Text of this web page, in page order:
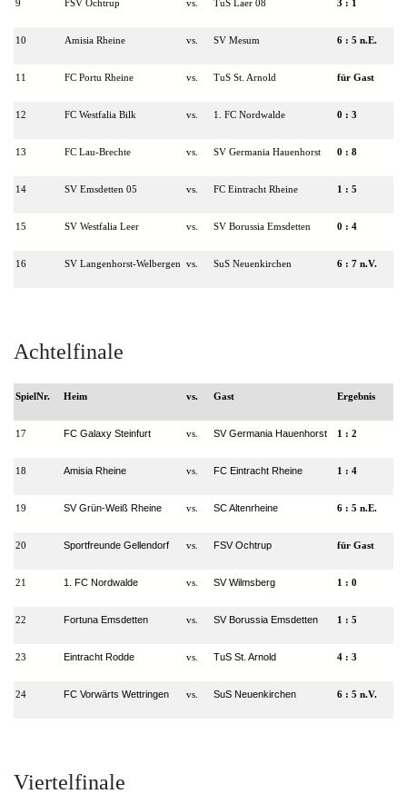
9 FSV Ochtrup vs. TuS Laer 08 3 : 1
10 Amisia Rheine vs. SV Mesum 6 : 5 n.E.
11 FC Portu Rheine vs. TuS St. Arnold für Gast
12 FC Westfalia Bilk vs. 1. FC Nordwalde 0 : 3
13 FC Lau-Brechte vs. SV Germania Hauenhorst 0 : 8
14 SV Emsdetten 05 vs. FC Eintracht Rheine 1 : 5
15 SV Westfalia Leer vs. SV Borussia Emsdetten 0 : 4
16 SV Langenhorst-Welbergen vs. SuS Neuenkirchen 6 : 7 n.V.
Achtelfinale
SpielNr. Heim vs. Gast Ergebnis
17 FC Galaxy Steinfurt vs. SV Germania Hauenhorst 1 : 2
18 Amisia Rheine vs. FC Eintracht Rheine 1 : 4
19 SV Grün-Weiß Rheine vs. SC Altenrheine 6 : 5 n.E.
20 Sportfreunde Gellendorf vs. FSV Ochtrup für Gast
21 1. FC Nordwalde vs. SV Wilmsberg 1 : 0
22 Fortuna Emsdetten vs. SV Borussia Emsdetten 1 : 5
23 Eintracht Rodde vs. TuS St. Arnold 4 : 3
24 FC Vorwärts Wettringen vs. SuS Neuenkirchen 6 : 5 n.V.
Viertelfinale